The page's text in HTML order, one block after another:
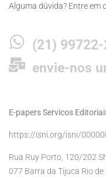
Alguma dúvida? Entre em
(21)
envie-nos
E-papers Servicos
https://isni.org/isni/
Rua Ruy Porto, 120/202
077 Barra da Tijuca Rio de